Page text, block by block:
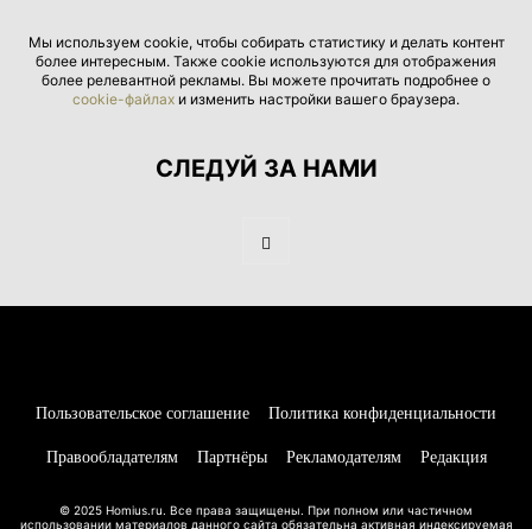
Мы используем cookie, чтобы собирать статистику и делать контент
более интересным. Также cookie используются для отображения
более релевантной рекламы. Вы можете прочитать подробнее о
cookie-файлах и изменить настройки вашего браузера.
СЛЕДУЙ ЗА НАМИ
Пользовательское соглашение Политика конфиденциальности
Правообладателям Партнёры Рекламодателям Редакция
© 2025 Homius.ru. Все права защищены. При полном или частичном
использовании материалов данного сайта обязательна активная индексируемая